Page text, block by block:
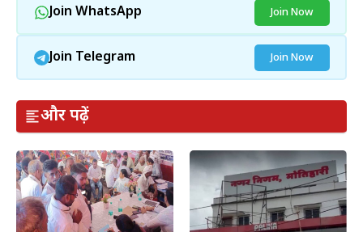
Join WhatsApp Join Now
Join Telegram Join Now
और पढ़ें